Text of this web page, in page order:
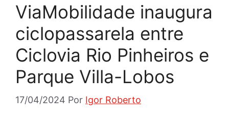
ViaMobilidade inaugura
ciclopassarela entre
Ciclovia Rio Pinheiros e
Parque Villa-Lobos
17/04/2024 Por Igor Roberto